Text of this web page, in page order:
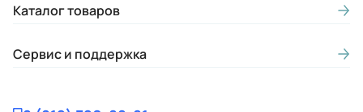
Каталог товаров
Сервис и поддержка